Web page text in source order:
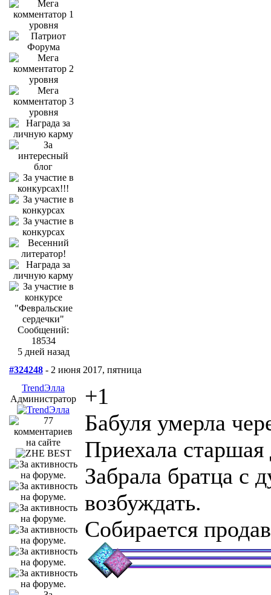
Сообщений:
18534
5 дней назад
#324248 - 2 июня 2017, пятница
TrendЭлла
Администратор
+1
Бабуля умерла
Приехала старшая
Забрала братца с
возбуждать.
Собирается